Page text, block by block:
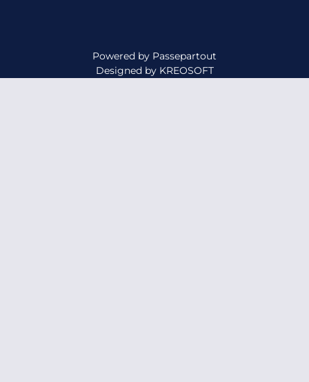
Powered by Passepartout
Designed by KREOSOFT